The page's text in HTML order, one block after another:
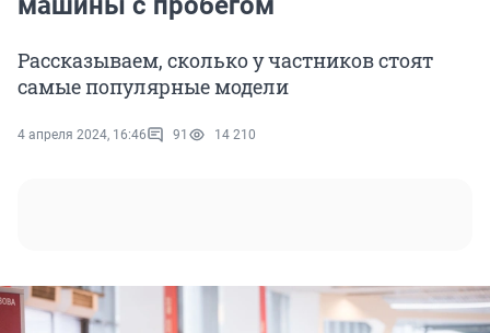
Рассказываем, сколько у частников стоят
самые популярные модели
4 апреля 2024, 16:46 91 14 210